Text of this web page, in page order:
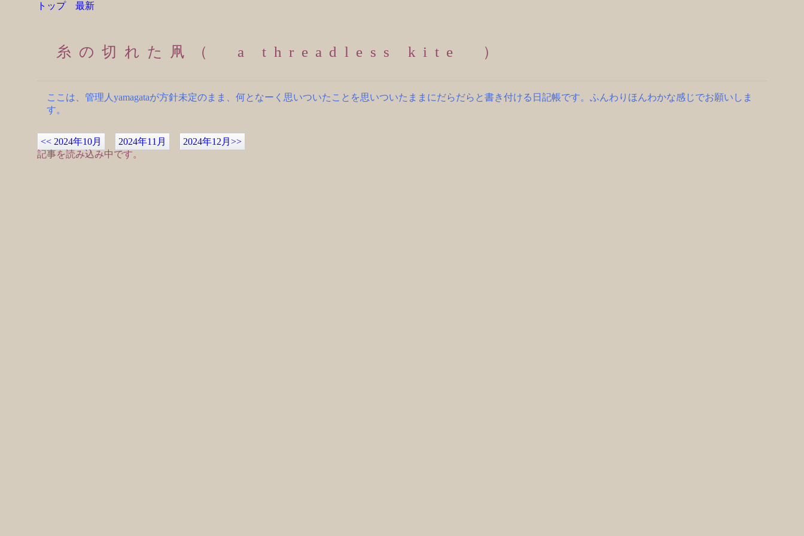
トップ 最新
糸の切れた凧（ a threadless kite ）
ここは、管理人yamagataが方針未定のまま、何となーく思いついたことを思いついたままにだらだらと書き付ける日記帳です。ふんわりほんわかな感じでお願いしま
す。
<<2024年10月 2024年11月 2024年12月>>
記事を読み込み中です。